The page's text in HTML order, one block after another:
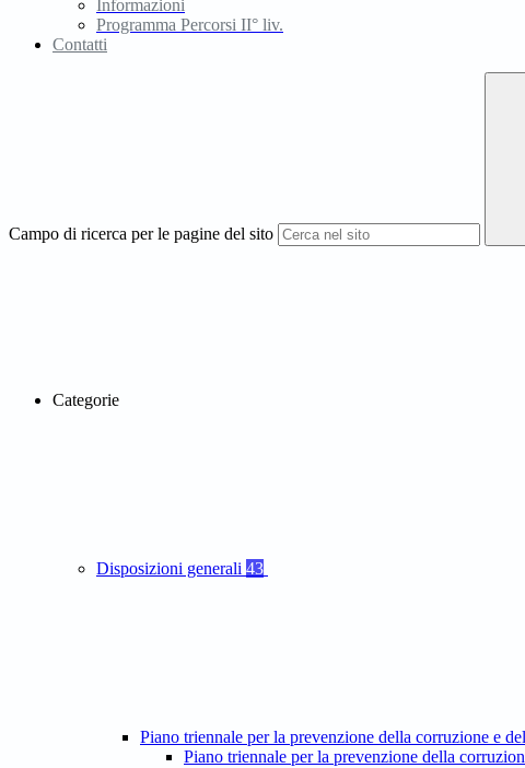
Informazioni
Programma Percorsi II° liv.
Contatti
Campo di ricerca per le pagine del sito
Categorie
Disposizioni generali 43
Piano triennale per la prevenzione della corruzione e
Piano triennale per la prevenzione della